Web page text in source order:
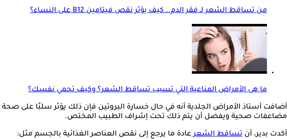
من تساقط الشعر لـ فقر الدم.. كيف يؤثر نقص فيتامين B12 على النساء؟
ما هى الأمراض المناعية التي تسبب تساقط الشعر؟ وكيف تحمي نفسك؟
أضافت أستاذ الأمراض الجلدية أنه في حال خسارة البروتين فإن ذلك يؤثر سلبًا على
مضاعفات صحية ويفضل أن يتم ذلك تحت إشراف الطبيب المختص.
أكدت بدير، أن تساقط الشعرعادة ما يرجع إلى نقص العناصر الغذائية بالجسم مثل: